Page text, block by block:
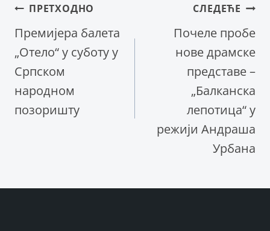
Кретање
чланка
ПРЕТХОДНО
Премијера балета
„Отело“ у суботу у
Српском
народном
позоришту
СЛЕДЕЋЕ
Почеле пробе
нове драмске
представе –
„Балканска
лепотица“ у
режији Андраша
Урбана